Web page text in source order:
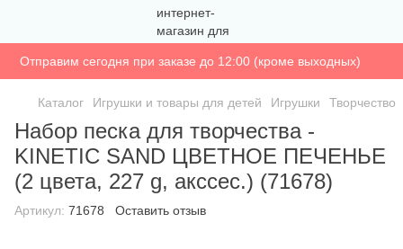
Отправим сегодня при заказе до 12:00 (кроме выходных)
Каталог Игрушки и товары для детей Игрушки Творчество
Набор песка для творчества -
KINETIC SAND ЦВЕТНОЕ ПЕЧЕНЬЕ
(2 цвета, 227 g, акссес.) (71678)
Артикул: 71678 Оставить отзыв